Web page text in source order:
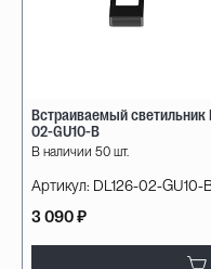
Встраиваемый светильник
02-GU10-B
В наличии 50 шт.
Артикул: DL126-02-GU10-
3 090 ₽